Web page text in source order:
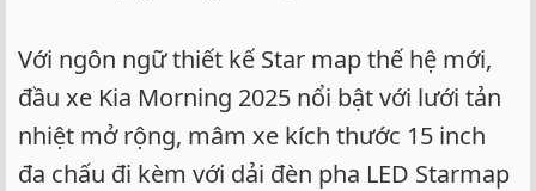
Với ngôn ngữ thiết kế Star map thế hệ mới,
đầu xe Kia Morning 2025 nổi bật với lưới tản
nhiệt mở rộng, mâm xe kích thước 15 inch
đa chấu đi kèm với dải đèn pha LED Starmap